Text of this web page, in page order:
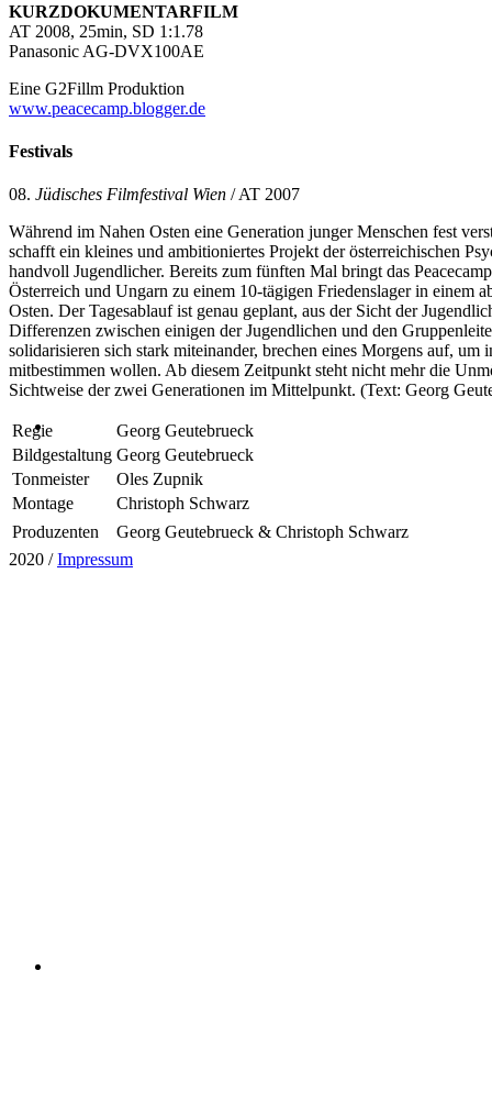
KURZDOKUMENTARFILM
AT 2008, 25min, SD 1:1.78
Panasonic AG-DVX100AE
Eine G2Fillm Produktion
www.peacecamp.blogger.de
Festivals
08. Jüdisches Filmfestival Wien / AT 2007
Während im Nahen Osten eine Generation junger Menschen fest
schafft ein kleines und ambitioniertes Projekt der österreichischen
handvoll Jugendlicher. Bereits zum fünften Mal bringt das
Österreich und Ungarn zu einem 10-tägigen Friedenslager in einem
Osten. Der Tagesablauf ist genau geplant, aus der Sicht der
Differenzen zwischen einigen der Jugendlichen und den
solidarisieren sich stark miteinander, brechen eines Morgens auf,
mitbestimmen wollen. Ab diesem Zeitpunkt steht nicht mehr die
Sichtweise der zwei Generationen im Mittelpunkt. (Text: Georg
Regie
Georg Geutebrueck
Bildgestaltung Georg Geutebrueck
Tonmeister
Oles Zupnik
Montage
Christoph Schwarz
Produzenten
Georg Geutebrueck & Christoph Schwarz
2020 /Impressum